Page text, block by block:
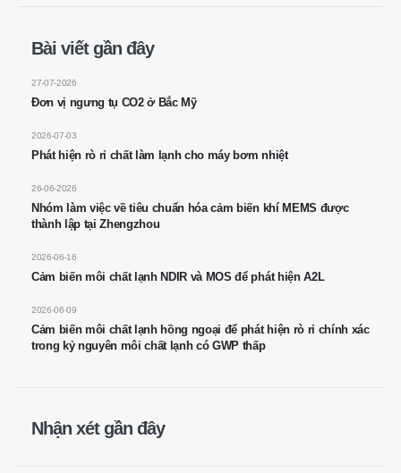
Bài viết gần đây
Đơn vị ngưng tụ CO2 ở Bắc Mỹ
27-07-2026
Phát hiện rò rỉ chất làm lạnh cho máy bơm nhiệt
2026-07-03
Nhóm làm việc về tiêu chuẩn hóa cảm biến khí MEMS được
thành lập tại Zhengzhou
26-06-2026
Cảm biến môi chất lạnh NDIR và MOS để phát hiện A2L
2026-06-16
Cảm biến môi chất lạnh hồng ngoại để phát hiện rò rỉ chính xác
trong kỷ nguyên môi chất lạnh có GWP thấp
2026-06-09
Nhận xét gần đây
Liên hệ với chúng tôi
Tel:0086-371-67169097
E-mail:cece@winsensor.com
WeChat WhatsApp
Cảm biến R454B